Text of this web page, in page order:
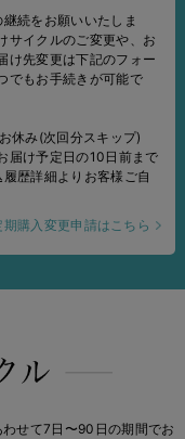
継続をお願いいたしま
サイクルのご変更や、お
け先変更は下記のフォー
でもお手続きが可能で
休み(次回分スキップ)
届け予定日の10日前まで
履歴詳細よりお客様ご自
期購入変更申請はこちら
せて7日〜90日の期間でお